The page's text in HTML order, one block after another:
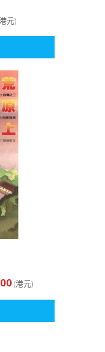
元)
(港元)